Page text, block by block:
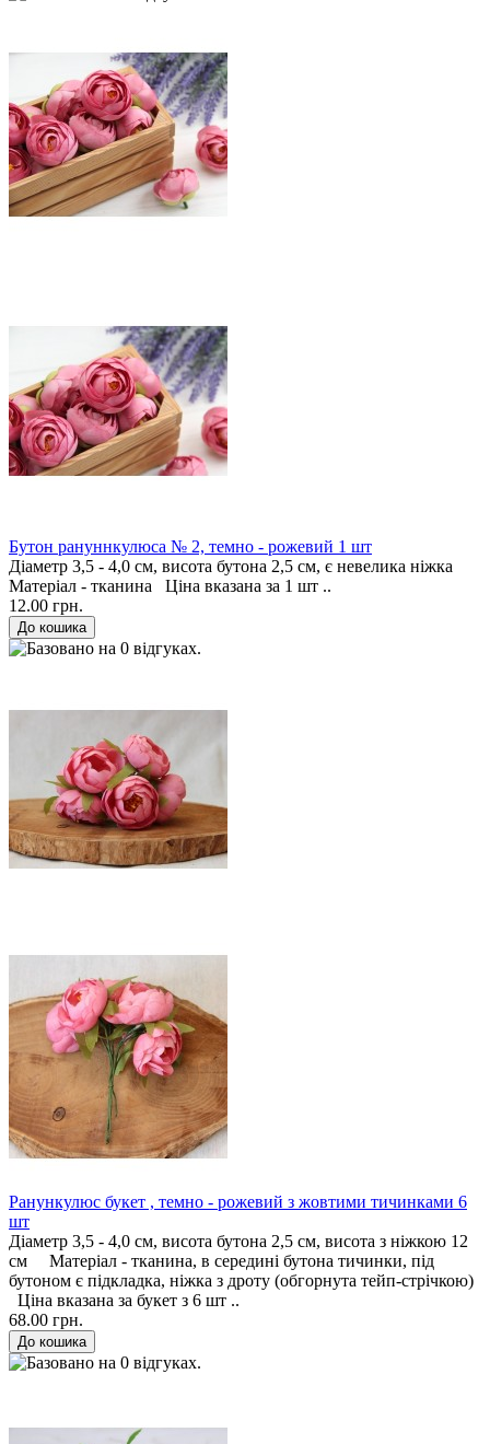
Бутон рануннкулюса № 2, темно - рожевий 1 шт
Діаметр 3,5 - 4,0 см, висота бутона 2,5 см, є невелика ніжка
Матеріал - тканина Ціна вказана за 1 шт ..
12.00 грн.
Ранункулюс букет , темно - рожевий з жовтими тичинками 6
шт
Діаметр 3,5 - 4,0 см, висота бутона 2,5 см, висота з ніжкою 12
см Матеріал - тканина, в середині бутона тичинки, під
бутоном є підкладка, ніжка з дроту (обгорнута тейп-стрічкою)
Ціна вказана за букет з 6 шт ..
68.00 грн.